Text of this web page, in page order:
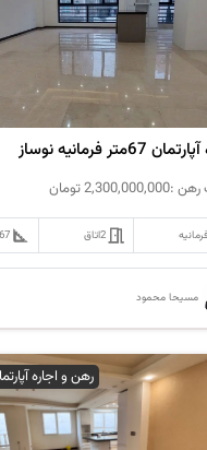
67متر فرمانیه نوساز
رهن :2,300,000,000تومان
فرمانیه 2اتاق 67
مسیحا محمود
رهن و اجاره